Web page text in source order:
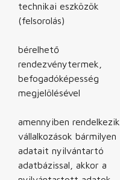
technikai eszközök
(felsorolás)
bérelhető
rendezvénytermek,
befogadóképesség
megjelölésével
amennyiben rendelkezik
vállalkozások bármilyen
adatait nyilvántartó
adatbázissal, akkor a